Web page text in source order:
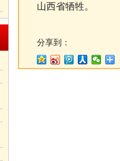
山西省牺牲。
分享到：